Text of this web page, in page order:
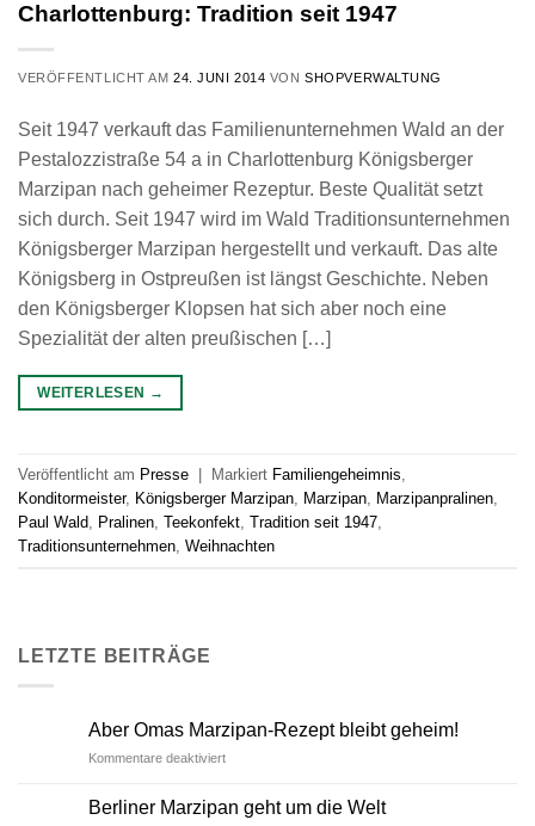
Charlottenburg: Tradition seit 1947
VERÖFFENTLICHT AM24. JUNI 2014 VONSHOPVERWALTUNG
Seit 1947 verkauft das Familienunternehmen Wald an der
Pestalozzistraße 54 a in Charlottenburg Königsberger
Marzipan nach geheimer Rezeptur. Beste Qualität setzt
sich durch. Seit 1947 wird im Wald Traditionsunternehmen
Königsberger Marzipan hergestellt und verkauft. Das alte
Königsberg in Ostpreußen ist längst Geschichte. Neben
den Königsberger Klopsen hat sich aber noch eine
Spezialität der alten preußischen […]
WEITERLESEN →
Veröffentlicht am Presse | Markiert Familiengeheimnis
Konditormeister, Königsberger Marzipan Marzipan Marzipanpralinen
Paul Wald Pralinen Teekonfekt Tradition seit 1947
Traditionsunternehmen Weihnachten
LETZTE BEITRÄGE
Aber Omas Marzipan-Rezept bleibt geheim!
Kommentare deaktiviert
Marzipan-
Berliner Marzipan geht um die Welt